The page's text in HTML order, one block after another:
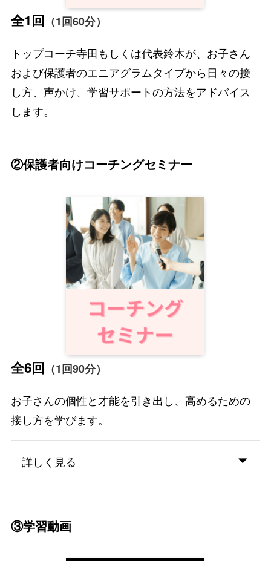
全1回 （1回60分）
トップコーチ寺田もしくは代表鈴木が、お子さん
および保護者のエニアグラムタイプから日々の接
し方、声かけ、学習サポートの方法をアドバイス
します。
②保護者向けコーチングセミナー
全6回 （1回90分）
お子さんの個性と才能を引き出し、高めるための
接し方を学びます。
詳しく見る
③学習動画